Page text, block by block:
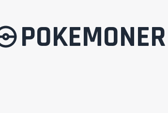
POKEMONER